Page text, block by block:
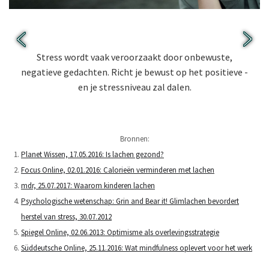
Stress wordt vaak veroorzaakt door onbewuste,
negatieve gedachten. Richt je bewust op het positieve -
en je stressniveau zal dalen.
Bronnen:
Planet Wissen, 17.05.2016: Is lachen gezond?
Focus Online, 02.01.2016: Calorieën verminderen met lachen
mdr, 25.07.2017: Waarom kinderen lachen
Psychologische wetenschap: Grin and Bear it! Glimlachen bevordert
herstel van stress, 30.07.2012
Spiegel Online, 02.06.2013: Optimisme als overlevingsstrategie
Süddeutsche Online, 25.11.2016: Wat mindfulness oplevert voor het werk